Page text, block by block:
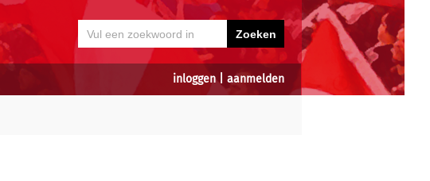
inloggen| aanmelden